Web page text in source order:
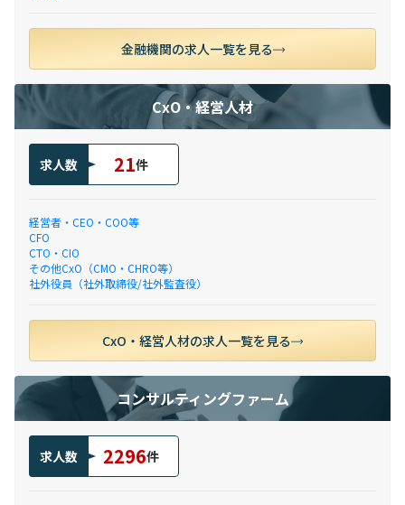
金融機関の求人一覧を見る
CxO・経営人材
求人数 21件
経営者・CEO・COO等
CFO
CTO・CIO
その他CxO（CMO・CHRO等）
社外役員（社外取締役/社外監査役）
CxO・経営人材の求人一覧を見る
コンサルティングファーム
求人数 2296件